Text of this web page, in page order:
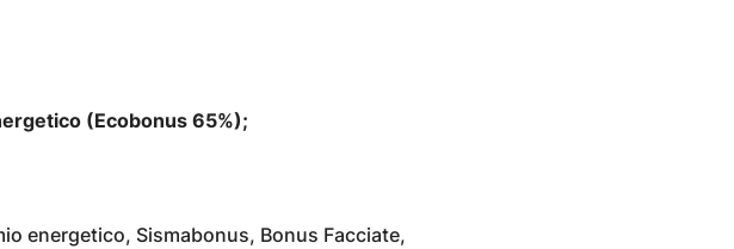
(Ecobonus 65%);
energetico, Sismabonus, Bonus Facciate,